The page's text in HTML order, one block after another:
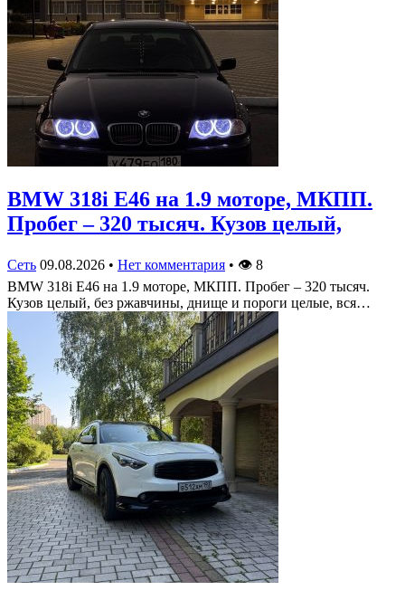
BMW 318i E46 на 1.9 моторе, МКПП.
Пробег – 320 тысяч. Кузов целый,
Сеть 09.08.2026 • Нет комментария • 👁 8
BMW 318i E46 на 1.9 моторе, МКПП. Пробег – 320 тысяч.
Кузов целый, без ржавчины, днище и пороги целые, вся…